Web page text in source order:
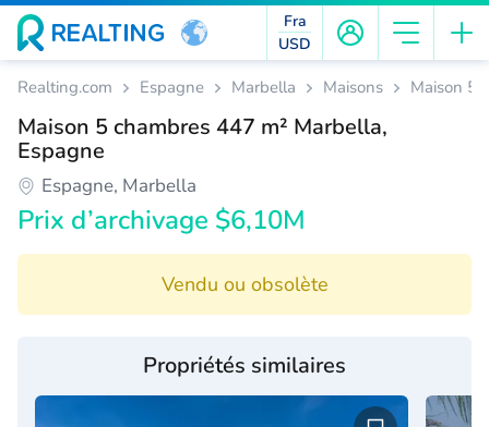
Fra
USD
Realting.com Espagne Marbella Maisons Maison 5
Maison 5 chambres 447 m² Marbella,
Espagne
Espagne, Marbella
Prix d’archivage $6,10M
Vendu ou obsolète
Propriétés similaires